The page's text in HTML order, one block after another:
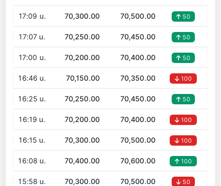
17:09 น. 70,300.00 70,500.00 50
17:07 น. 70,250.00 70,450.00 50
17:00 น. 70,200.00 70,400.00 50
16:46 น. 70,150.00 70,350.00 100
16:25 น. 70,250.00 70,450.00 50
16:19 น. 70,200.00 70,400.00 100
16:15 น. 70,300.00 70,500.00 100
16:08 น. 70,400.00 70,600.00 100
15:58 น. 70,300.00 70,500.00 50